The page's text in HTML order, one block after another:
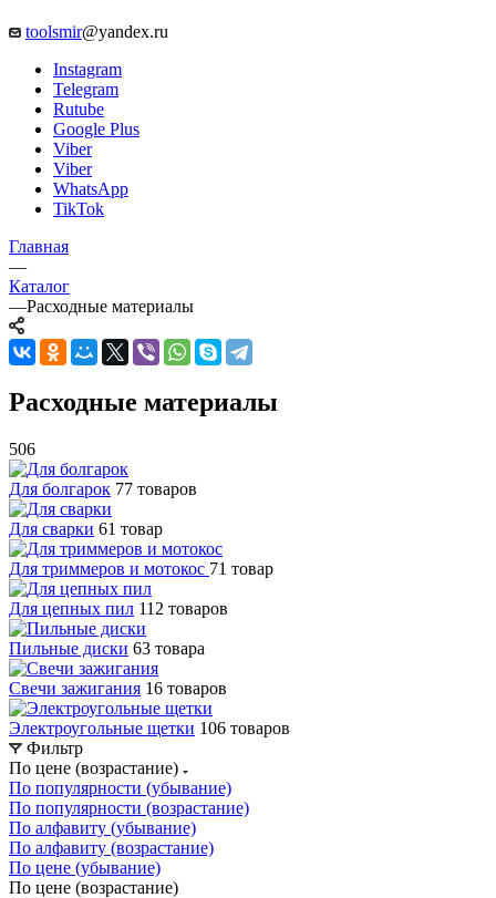
toolsmir@yandex.ru
Instagram
Telegram
Rutube
Google Plus
Viber
Viber
WhatsApp
TikTok
Главная
—
Каталог
—Расходные материалы
Расходные материалы
506
Для болгарок 77 товаров
Для сварки 61 товар
Для триммеров и мотокос 71 товар
Для цепных пил 112 товаров
Пильные диски 63 товара
Свечи зажигания 16 товаров
Электроугольные щетки 106 товаров
Фильтр
По цене (возрастание)
По популярности (убывание)
По популярности (возрастание)
По алфавиту (убывание)
По алфавиту (возрастание)
По цене (убывание)
По цене (возрастание)